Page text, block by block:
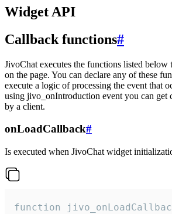
Widget API
Callback functions#
JivoChat executes the functions listed below
on the page. You can declare any of these
execute a logic of processing the event that
using jivo_onIntroduction event you can get
by a client.
onLoadCallback#
Is executed when JivoChat widget
function